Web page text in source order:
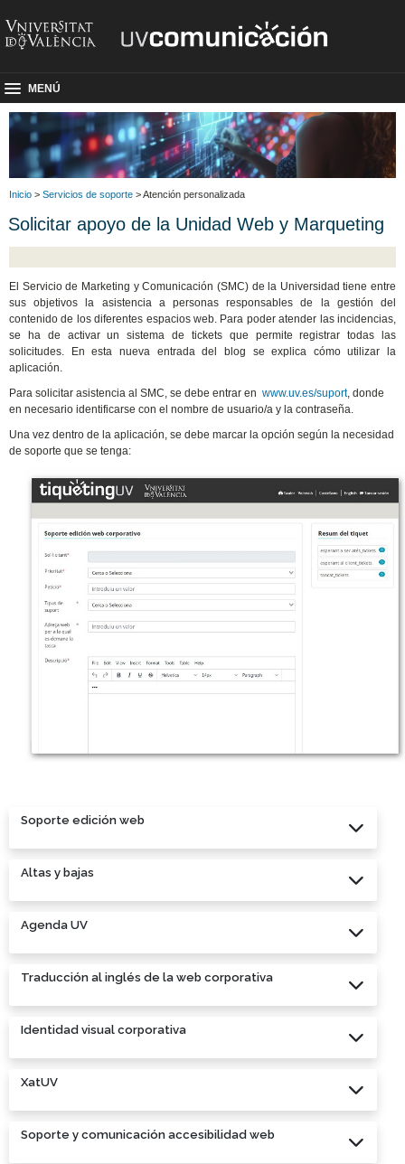
MENÚ
Inicio > Servicios de soporte > Atención personalizada
Solicitar apoyo de la Unidad Web y Marqueting
El Servicio de Marketing y Comunicación (SMC) de la Universidad tiene entre
sus objetivos la asistencia a personas responsables de la gestión del
contenido de los diferentes espacios web. Para poder atender las incidencias,
se ha de activar un sistema de tickets que permite registrar todas las
solicitudes. En esta nueva entrada del blog se explica cómo utilizar la
aplicación.
Para solicitar asistencia al SMC, se debe entrar enwww.uv.es/suport, donde
en necesario identificarse con el nombre de usuario/a y la contraseña.
Una vez dentro de la aplicación, se debe marcar la opción según la necesidad
de soporte que se tenga:
Soporte edición web
Altas y bajas
Agenda UV
Traducción al inglés de la web corporativa
Identidad visual corporativa
XatUV
Soporte y comunicación accesibilidad web